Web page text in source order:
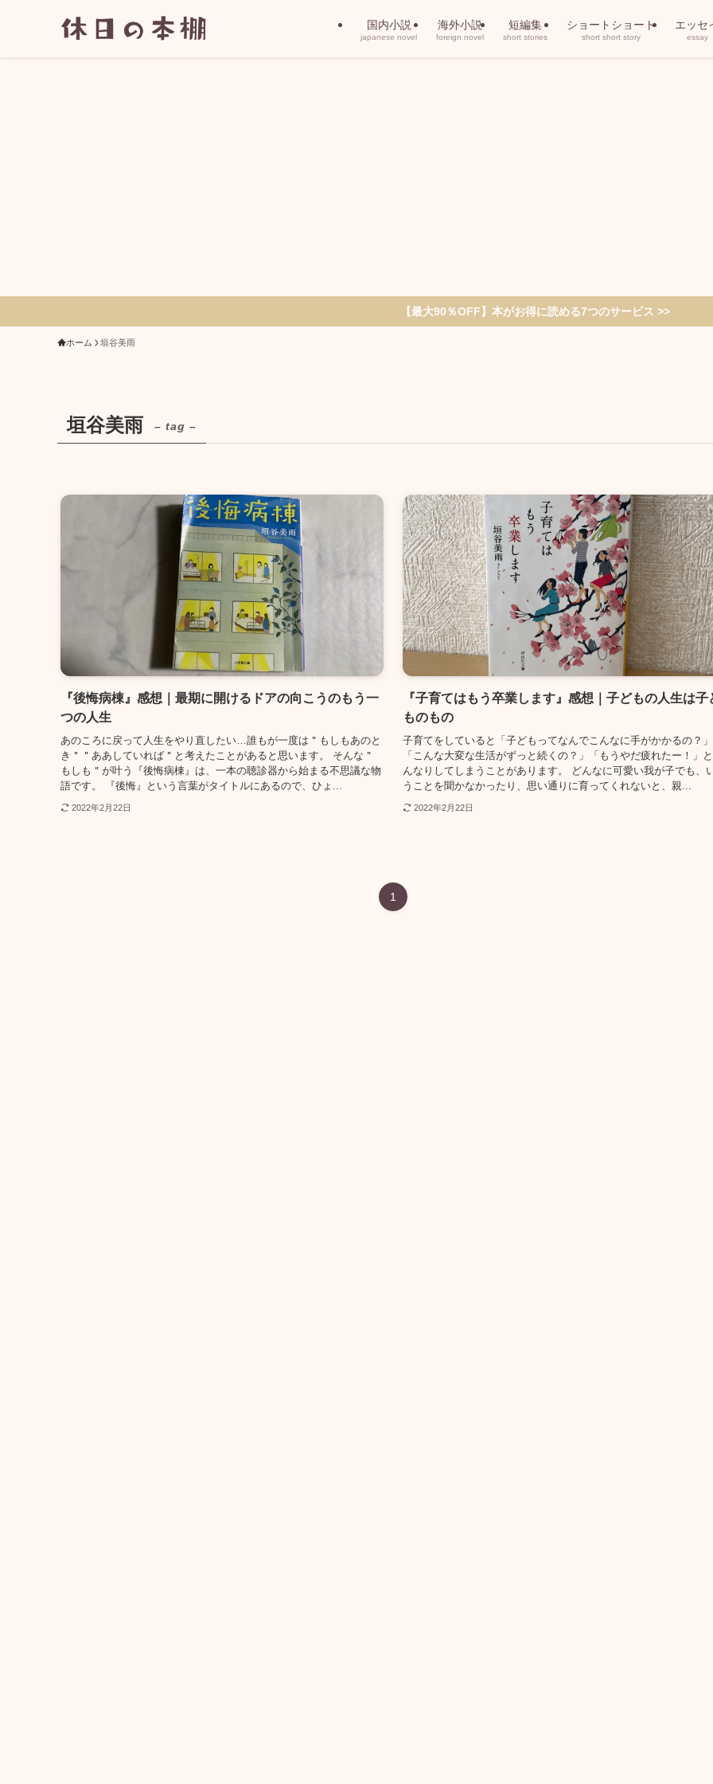
国内小説
japanese novel
海外小説
foreign novel
短編集
short stories
ショートショート
short short story
エッセ
essay
【最大90％OFF】本がお得に読める7つのサービス >>
ホーム 垣谷美雨
垣谷美雨 – tag –
『後悔病棟』感想｜最期に開けるドアの向こうのもう一
つの人生
あのころに戻って人生をやり直したい…誰もが一度は＂もしもあのと
き＂＂ああしていれば＂と考えたことがあると思います。 そんな＂
もしも＂が叶う『後悔病棟』は、一本の聴診器から始まる不思議な物
語です。 『後悔』という言葉がタイトルにあるので、ひょ...
2022年2月22日
『子育てはもう卒業します』感想｜子どもの人生は子
ものもの
子育てをしていると「子どもってなんでこんなに手がかかるの？」
「こんな大変な生活がずっと続くの？」「もうやだ疲れたー！」
んなりしてしまうことがあります。 どんなに可愛い我が子でも、
うことを聞かなかったり、思い通りに育ってくれないと、親...
2022年2月22日
1